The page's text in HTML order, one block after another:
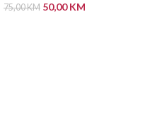
75,00KM 50,00KM